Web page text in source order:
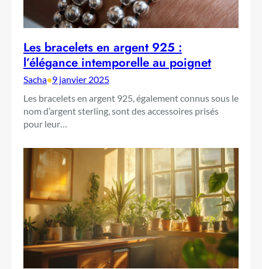
Les bracelets en argent 925 :
l’élégance intemporelle au poignet
Sacha•9 janvier 2025
Les bracelets en argent 925, également connus sous le
nom d’argent sterling, sont des accessoires prisés
pour leur…